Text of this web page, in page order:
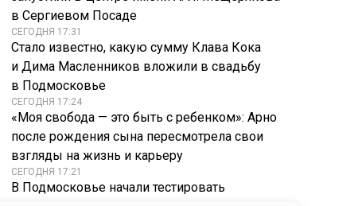
в Сергиевом Посаде
СЕГОДНЯ 17:31
Стало известно, какую сумму Клава Кока
и Дима Масленников вложили в свадьбу
в Подмосковье
СЕГОДНЯ 17:24
«Моя свобода — это быть с ребенком»: Арно
после рождения сына пересмотрела свои
взгляды на жизнь и карьеру
СЕГОДНЯ 17:21
В Подмосковье начали тестировать